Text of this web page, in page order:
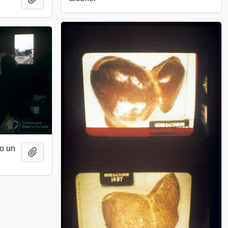
un
Añadir al portapapeles